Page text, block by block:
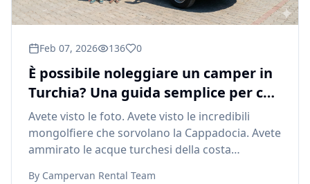
Feb 07, 2026 136 0
È possibile noleggiare un camper in
Turchia? Una guida semplice per chi
viaggia per la prima volta
Avete visto le foto. Avete visto le incredibili
mongolfiere che sorvolano la Cappadocia. Avete
ammirato le acque turchesi della costa
By Campervan Rental Team